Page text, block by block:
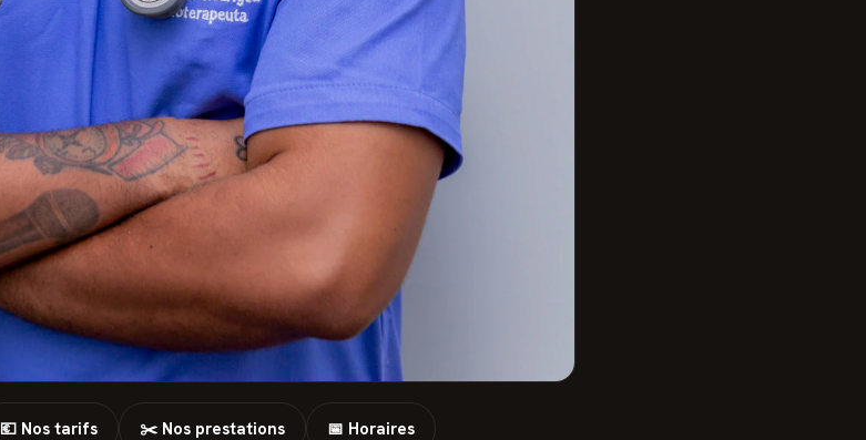
💶 Nos tarifs ✂️ Nos prestations 📅 Horaires